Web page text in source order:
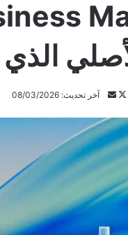
تابع
X
أرسل
إلكترونيا
آخر تحديث: 08/03/2026